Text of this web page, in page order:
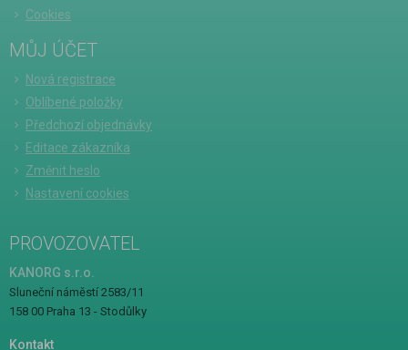
Cookies
MŮJ ÚČET
Nová registrace
Oblíbené položky
Předchozí objednávky
Editace zákazníka
Změnit heslo
Nastavení cookies
PROVOZOVATEL
KANORG s.r.o.
Sluneční náměstí 2583/11
158 00 Praha 13 - Stodůlky
Kontakt